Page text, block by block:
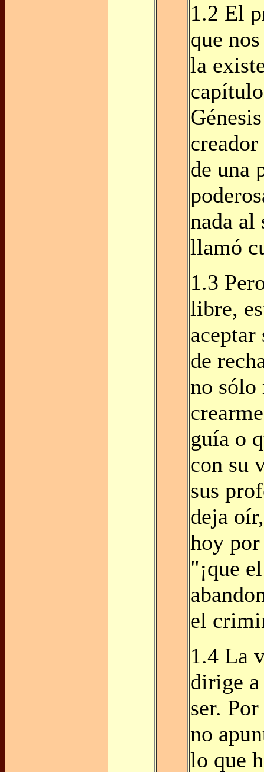
1.2 El
que
la
de una
nada al
llamó
1.3
libre,
de
no sólo
guía o
con su
sus
deja
hoy
"¡que
el
1.4 La
dirige
ser.
no
lo que